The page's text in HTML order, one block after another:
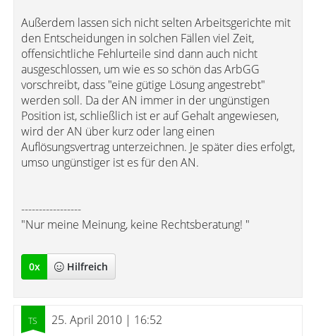
Außerdem lassen sich nicht selten Arbeitsgerichte mit
den Entscheidungen in solchen Fällen viel Zeit,
offensichtliche Fehlurteile sind dann auch nicht
ausgeschlossen, um wie es so schön das ArbGG
vorschreibt, dass "eine gütige Lösung angestrebt"
werden soll. Da der AN immer in der ungünstigen
Position ist, schließlich ist er auf Gehalt angewiesen,
wird der AN über kurz oder lang einen
Auflösungsvertrag unterzeichnen. Je später dies erfolgt,
umso ungünstiger ist es für den AN.
-----------------
"Nur meine Meinung, keine Rechtsberatung! "
0x Hilfreich
25. April 2010 | 16:52